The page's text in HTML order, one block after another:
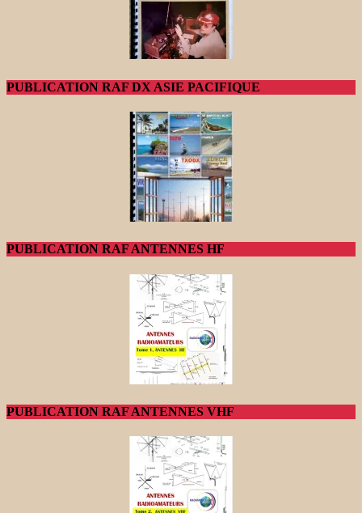
PUBLICATION RAF DX ASIE PACIFIQUE
PUBLICATION RAF ANTENNES HF
PUBLICATION RAF ANTENNES VHF